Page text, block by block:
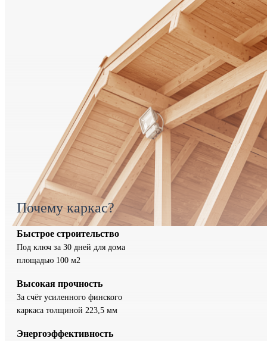
Почему каркас?
Быстрое строительство
Под ключ за 30 дней для дома
площадью 100 м2
Высокая прочность
За счёт усиленного финского
каркаса толщиной 223,5 мм
Энергоэффективность